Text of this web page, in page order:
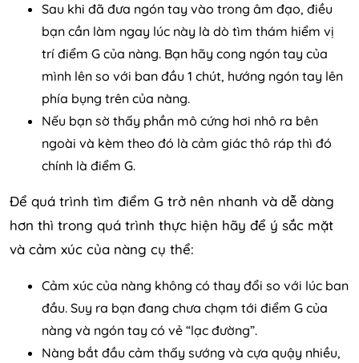
Sau khi đã đưa ngón tay vào trong âm đạo, điều
bạn cần làm ngay lúc này là dò tìm thám hiểm vị
trí điểm G của nàng. Bạn hãy cong ngón tay của
mình lên so với ban đầu 1 chút, hướng ngón tay lên
phía bụng trên của nàng.
Nếu bạn sờ thấy phần mô cứng hơi nhô ra bên
ngoài và kèm theo đó là cảm giác thô ráp thì đó
chính là điểm G.
Để quá trình tìm điểm G trở nên nhanh và dễ dàng
hơn thì trong quá trình thực hiện hãy để ý sắc mặt
và cảm xúc của nàng cụ thể:
Cảm xúc của nàng không có thay đổi so với lúc ban
đầu. Suy ra bạn đang chưa chạm tới điểm G của
nàng và ngón tay có vẻ “lạc đường”.
Nàng bắt đầu cảm thấy sướng và cựa quậy nhiều,